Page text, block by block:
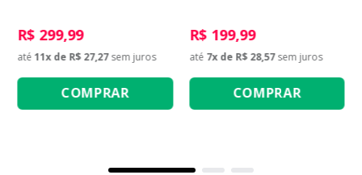
R$ 299,99
até 11x de R$ 27,27 sem juros
COMPRAR
R$ 199,99
até 7x de R$ 28,57 sem juros
COMPRAR